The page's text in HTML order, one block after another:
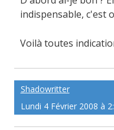
indispensable, c'est
Voilà toutes
Shadowritter
Lundi 4 Février 2008 à